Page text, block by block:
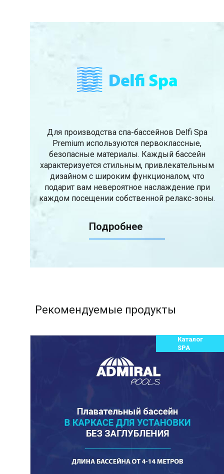
Для производства спа-бассейнов Delfi Spa
Premium используются первоклассные,
безопасные материалы. Каждый бассейн
характеризуется стильным, привлекательным
дизайном с широким функционалом, что
подарит вам невероятное наслаждение при
каждом посещении собственной релакс-зоны.
Подробнее
Рекомендуемые продукты
Каталог
SPA